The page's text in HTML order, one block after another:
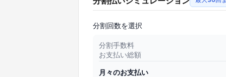
分割回数を選択
分割手数料
お支払い総額
月々のお支払い